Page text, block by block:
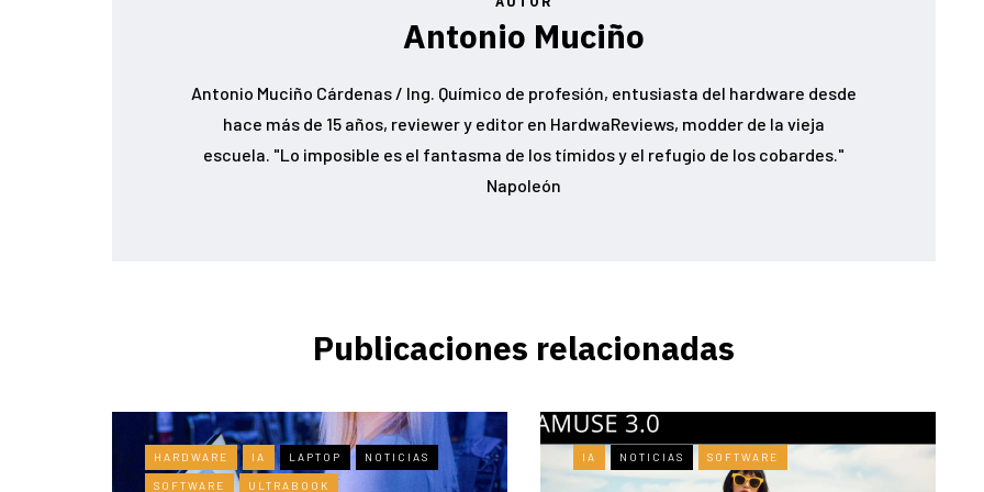
Antonio Muciño
Antonio Muciño Cárdenas / Ing. Químico de profesión, entusiasta del hardware desde
hace más de 15 años, reviewer y editor en HardwaReviews, modder de la vieja
escuela. "Lo imposible es el fantasma de los tímidos y el refugio de los cobardes."
Napoleón
Publicaciones relacionadas
HARDWARE IA LAPTOP NOTICIAS
SOFTWARE ULTRABOOK
IA NOTICIAS SOFTWARE